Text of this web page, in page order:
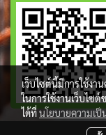
เว็บไซต์นี้มีการใช้ง
ในการใช้งานเว็บไซ
ได้ที่นโยบายความเป็